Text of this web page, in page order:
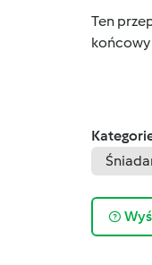
Ten
końcowy